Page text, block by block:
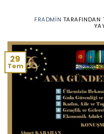
FRADMIN TARAFINDAN
29
Tem